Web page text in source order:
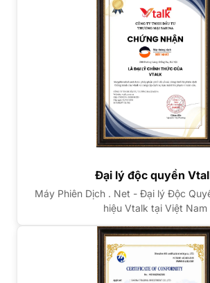
Đại lý độc quyền
Máy Phiên Dịch . Net - Đại lý Độc
hiệu Vtalk tại Việt Nam